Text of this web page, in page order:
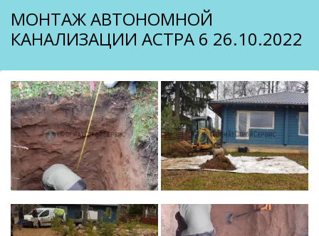
МОНТАЖ АВТОНОМНОЙ
КАНАЛИЗАЦИИ АСТРА 6 26.10.2022